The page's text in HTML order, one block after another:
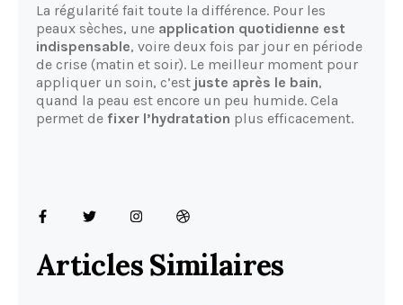
La régularité fait toute la différence. Pour les
peaux sèches, une application quotidienne est
indispensable, voire deux fois par jour en période
de crise (matin et soir). Le meilleur moment pour
appliquer un soin, c’est juste après le bain,
quand la peau est encore un peu humide. Cela
permet de fixer l’hydratation plus efficacement.
Articles Similaires